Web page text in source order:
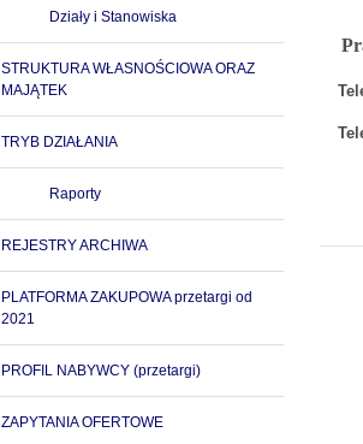
Działy i Stanowiska
STRUKTURA WŁASNOŚCIOWA ORAZ
MAJĄTEK
TRYB DZIAŁANIA
Raporty
REJESTRY ARCHIWA
PLATFORMA ZAKUPOWA przetargi od
2021
PROFIL NABYWCY (przetargi)
ZAPYTANIA OFERTOWE